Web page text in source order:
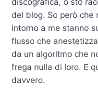
discografica, o sto
del blog. So però che
intorno a me stanno
flusso che
da un algoritmo che
frega nulla di loro. E
davvero.